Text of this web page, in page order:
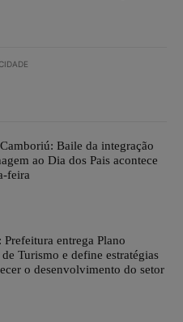
Baile da integração
ao Dia dos Pais acontece
feira
Prefeitura entrega Plano
Turismo e define estratégias
o desenvolvimento do setor